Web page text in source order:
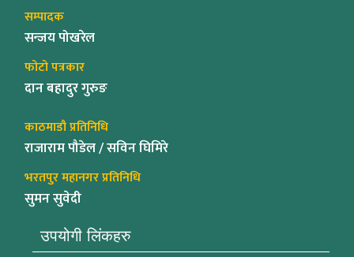
सम्पादक
सन्जय पोखरेल
फोटो पत्रकार
दान बहादुर गुरुङ
काठमाडौ प्रतिनिधि
राजाराम पौडेल / सविन घिमिरे
भरतपुर महानगर प्रतिनिधि
सुमन सुवेदी
उपयोगी लिंकहरु